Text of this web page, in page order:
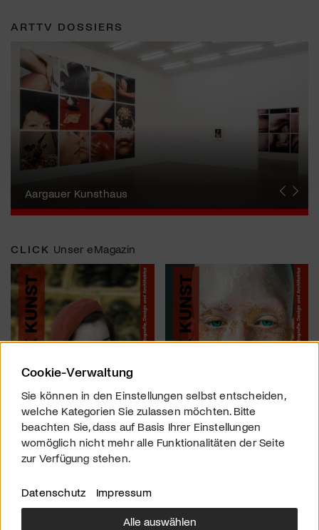
ARTTV DOSSIERS
Künstlerin
Aargauer Kunsthaus
Gewerbemuseum Winterthur
Liste Art Fair Basel
Bündner Kunstmuseum
Künstler:innen Portraits
Junge Schweizer Kunst
Vögele Kultur Zentrum
Nidwaldner Museum
Haus für Kunst Uri
CLICK Unser eMagazin
Cookie-Verwaltung
Sie können in den Einstellungen selbst entscheiden,
welche Kategorien Sie zulassen möchten. Bitte
beachten Sie, dass auf Basis Ihrer Einstellungen
womöglich nicht mehr alle Funktionalitäten der Seite
zur Verfügung stehen.
Datenschutz Impressum
Alle auswählen